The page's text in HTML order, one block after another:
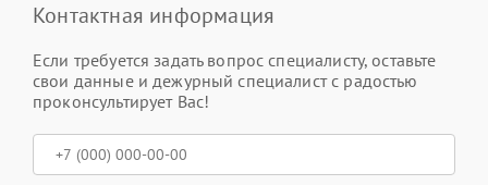
Контактная информация
Если требуется задать вопрос специалисту, оставьте
свои данные и дежурный специалист с радостью
проконсультирует Вас!